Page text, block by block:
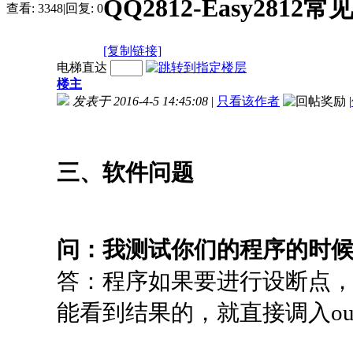
查看: 3348|回复: 0QQ2812-Easy2812常
[复制链接]
电梯直达
楼主
发表于 2016-4-5 14:45:08 | 只看该作者 |
三、软件问题
问：我测试你们的程序的时
答：程序如果要进行设断点
能看到结果的，就直接调入